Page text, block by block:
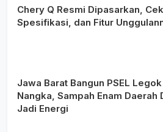
Chery Q Resmi Dipasarkan,
Spesifikasi, dan Fitur
Jawa Barat Bangun PSEL Legok
Nangka, Sampah Enam Daerah
Jadi Energi